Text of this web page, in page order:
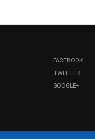
FACEBOOK
TWITTER
GOOGLE+